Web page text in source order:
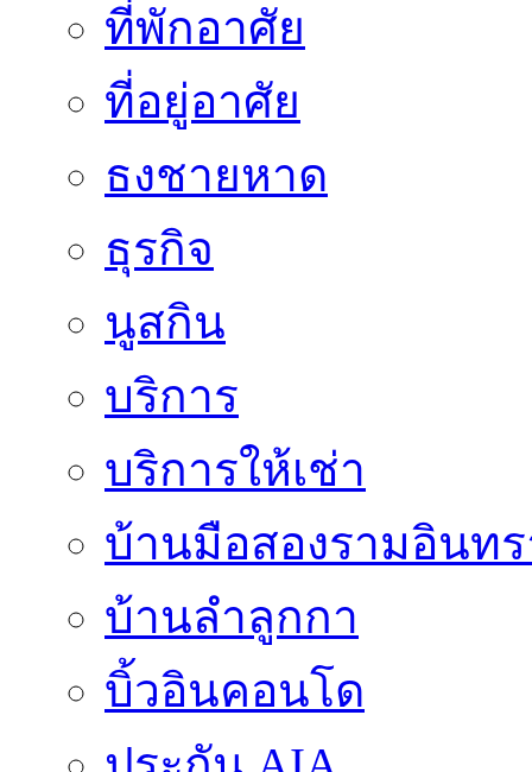
ที่พักอาศัย
ที่อยู่อาศัย
ธงชายหาด
ธุรกิจ
นูสกิน
บริการ
บริการให้เช่า
บ้านมือสองรามอินท
บ้านลำลูกกา
บิ้วอินคอนโด